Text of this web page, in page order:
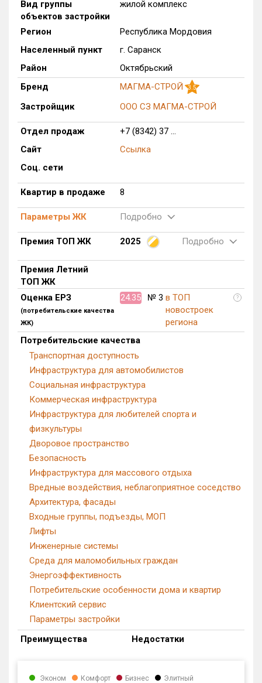
Оценка ЕРЗ ЖК
от до
Найдено:
Жилых комплексов
Многоквартирных домов
Квартир, апартаментов,
блоков в БД
Вид группы
объектов застройки
жилой комплекс
Регион
Республика Мордовия
Населенный пункт
г. Саранск
Район
Октябрьский
Бренд
МАГМА-СТРОЙ 3.5
Застройщик ООО СЗ МАГМА-СТРОЙ
Отдел продаж
+7 (8342) 37 ...
Сайт
Ссылка
Соц. сети
Квартир в продаже 8
Параметры ЖК Подробно
Премия ТОП ЖК 2025 Подробно
Премия Летний
ТОП ЖК
Оценка ЕРЗ
(потребительские качества
ЖК)
24.35 № 3 в ТОП
новостроек
региона
?
Потребительские качества
Транспортная доступность
Инфраструктура для автомобилистов
Социальная инфраструктура
Коммерческая инфраструктура
Инфраструктура для любителей спорта и
физкультуры
Дворовое пространство
Безопасность
Инфраструктура для массового отдыха
Вредные воздействия, неблагоприятное соседство
Архитектура, фасады
Входные группы, подъезды, МОП
Лифты
Инженерные системы
Среда для маломобильных граждан
Энергоэффективность
Потребительские особенности дома и квартир
Клиентский сервис
Параметры застройки
Преимущества
Недостатки
Эконом Комфорт Бизнес
Элитный